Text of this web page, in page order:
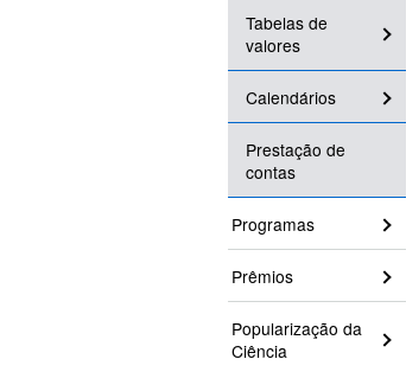
Tabelas de
valores
Calendários
Prestação de
contas
Programas
Prêmios
Popularização da
Ciência